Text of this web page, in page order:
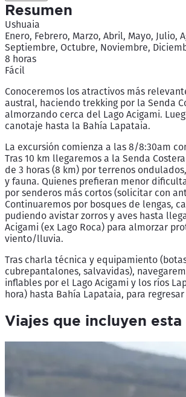
Resumen
Ushuaia
Enero, Febrero, Marzo, Abril, Mayo, Julio,
Septiembre, Octubre, Noviembre,
8 horas
Fácil
Conoceremos los atractivos más
austral, haciendo trekking por la Senda
almorzando cerca del Lago Acigami.
canotaje hasta la Bahía Lapataia.
La excursión comienza a las 8/8:30am
Tras 10 km llegaremos a la Senda
de 3 horas (8 km) por terrenos
y fauna. Quienes prefieran menor
por senderos más cortos (solicitar con
Continuaremos por bosques de lengas,
pudiendo avistar zorros y aves hasta
Acigami (ex Lago Roca) para almorzar
viento/lluvia.
Tras charla técnica y equipamiento
cubrepantalones, salvavidas),
inflables por el Lago Acigami y los ríos
hora) hasta Bahía Lapataia, para regresar
Viajes que incluyen